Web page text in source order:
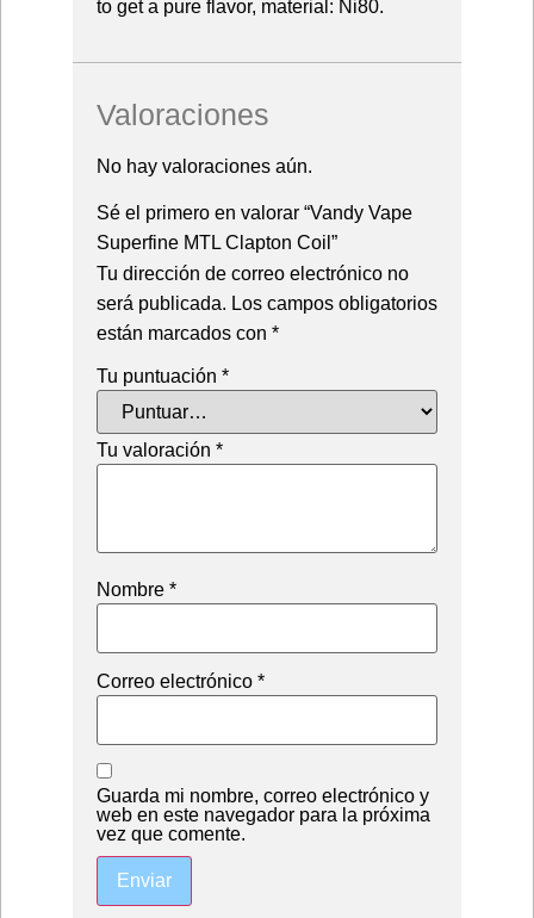
to get a pure flavor, material: Ni80.
Valoraciones
No hay valoraciones aún.
Sé el primero en valorar “Vandy Vape
Superfine MTL Clapton Coil”
Tu dirección de correo electrónico no
será publicada. Los campos obligatorios
están marcados con *
Tu puntuación *
Tu valoración *
Nombre *
Correo electrónico *
Guarda mi nombre, correo electrónico y
web en este navegador para la próxima
vez que comente.